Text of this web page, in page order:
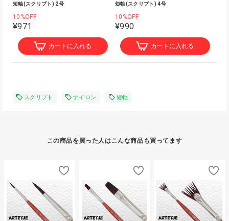
短軸(スクリプト) 2号
10%OFF
¥971
カートに入れる
短軸(スクリプト) 4号
10%OFF
¥990
カートに入れる
スクリプト ナイロン 短軸
この商品を買った人はこんな商品も買ってます